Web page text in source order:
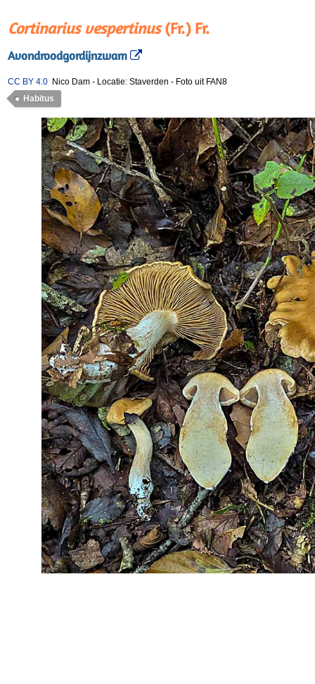
Cortinarius vespertinus(Fr.) Fr.
Avondroodgordijnzwam
CC BY 4.0 Nico Dam - Locatie: Staverden - Foto uit FAN8
Habitus